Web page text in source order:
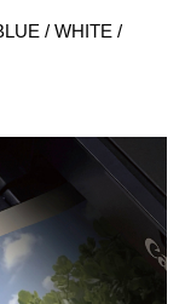
WHITE /